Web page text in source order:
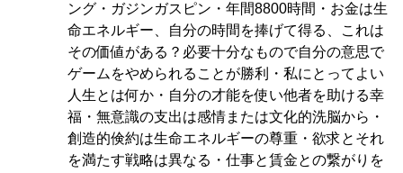
ング・ガジンガスピン・年間8800時間・お金は生
命エネルギー、自分の時間を捧げて得る、これは
その価値がある？必要十分なもので自分の意思で
ゲームをやめられることが勝利・私にとってよい
人生とは何か・自分の才能を使い他者を助ける幸
福・無意識の支出は感情または文化的洗脳から・
創造的倹約は生命エネルギーの尊重・欲求とそれ
を満たす戦略は異なる・仕事と賃金との繋がりを